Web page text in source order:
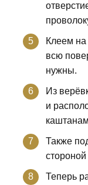
Клеем
всю
нужны.
Из
и
Также
Теперь